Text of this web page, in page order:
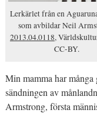
Lerkärlet från en
som avbildar Neil
2013.04.0118,
CC-BY.
Min mamma har många
sändningen av
Armstrong, första